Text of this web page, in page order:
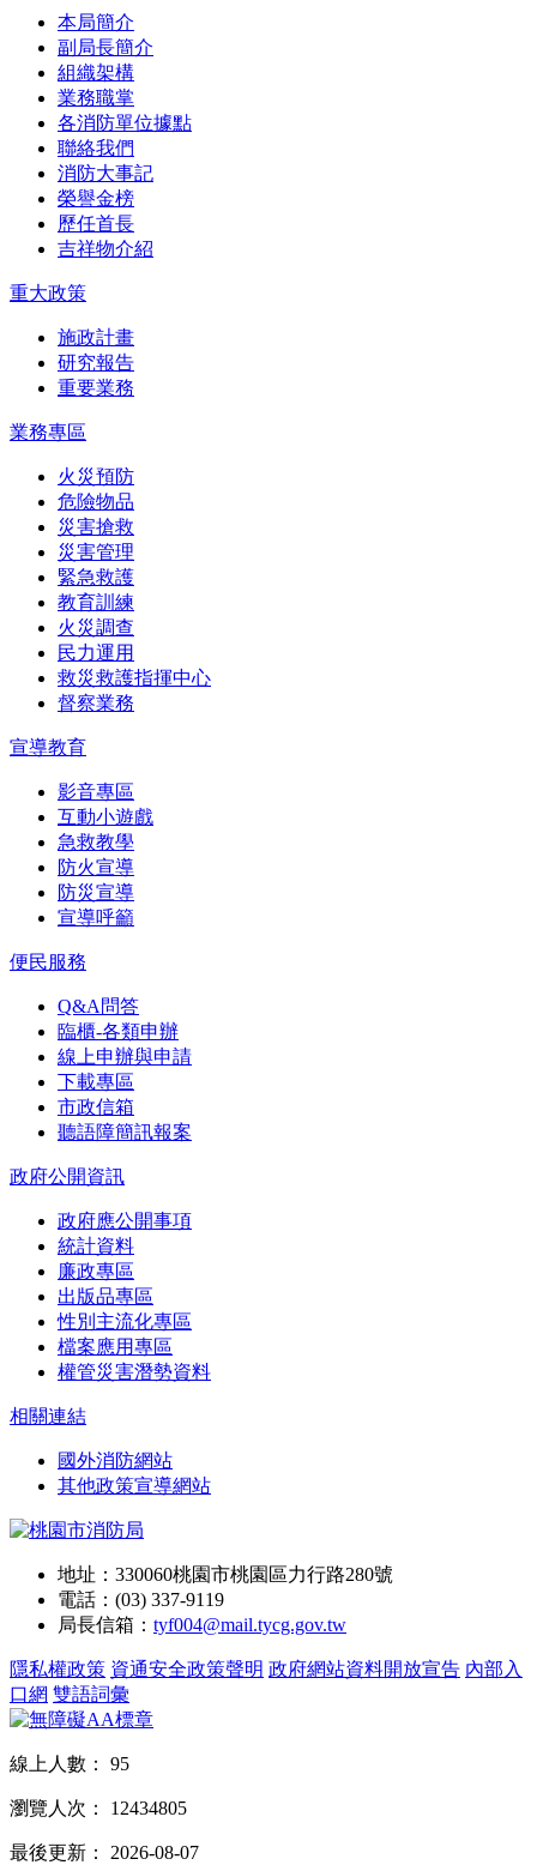
本局簡介
副局長簡介
組織架構
業務職掌
各消防單位據點
聯絡我們
消防大事記
榮譽金榜
歷任首長
吉祥物介紹
重大政策
施政計畫
研究報告
重要業務
業務專區
火災預防
危險物品
災害搶救
災害管理
緊急救護
教育訓練
火災調查
民力運用
救災救護指揮中心
督察業務
宣導教育
影音專區
互動小遊戲
急救教學
防火宣導
防災宣導
宣導呼籲
便民服務
Q&A問答
臨櫃-各類申辦
線上申辦與申請
下載專區
市政信箱
聽語障簡訊報案
政府公開資訊
政府應公開事項
統計資料
廉政專區
出版品專區
性別主流化專區
檔案應用專區
權管災害潛勢資料
相關連結
國外消防網站
其他政策宣導網站
地址：330060桃園市桃園區力行路280號
電話：(03) 337-9119
局長信箱： tyf004@mail.tycg.gov.tw
隱私權政策 資通安全政策聲明 政府網站資料開放宣告 內部入
口網 雙語詞彙
線上人數： 95
瀏覽人次： 12434805
最後更新： 2026-08-07